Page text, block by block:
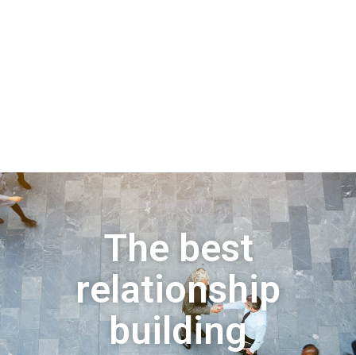
The best
relationship
building